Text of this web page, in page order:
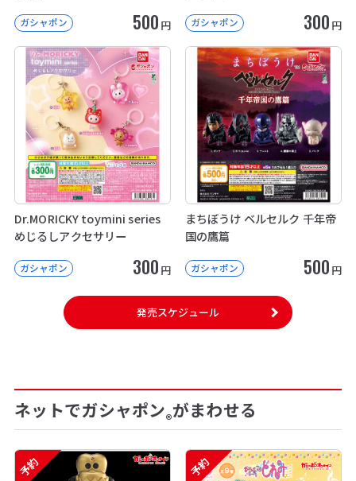
ガシャポン 500 円 ガシャポン 300 円
Dr.MORICKY toymini series
めじるしアクセサリー
ガシャポン 300 円
まちぼうけ ベルセルク 千年帝
国の鷹篇
ガシャポン 500 円
発売スケジュール
ネットでガシャポン®がまわせる
予約 予約